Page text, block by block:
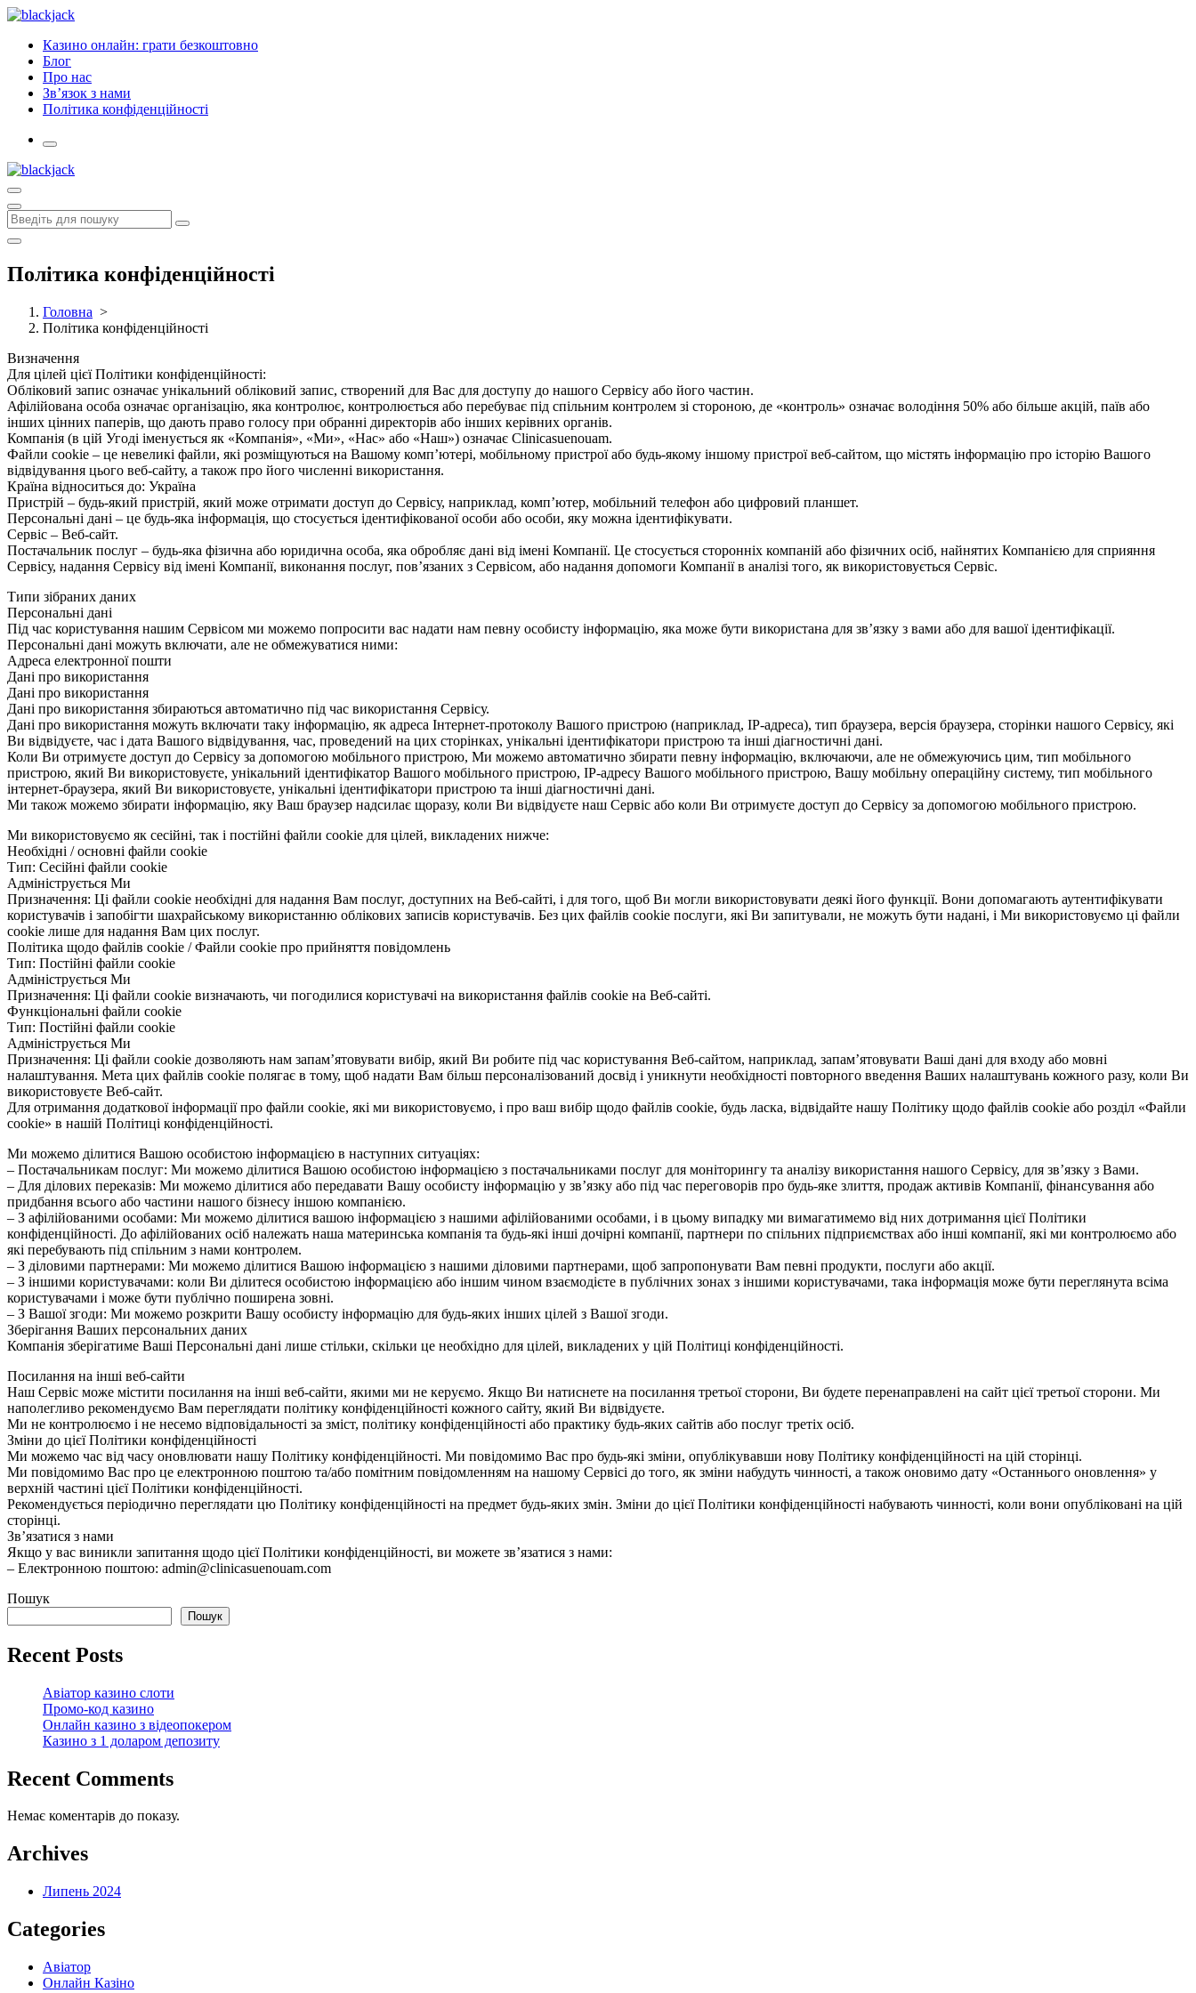
Перейти
контентуКазино онлайн: грати безкоштовно
Блог
Про нас
Зв’язок з нами
Політика конфіденційності
Політика конфіденційності
Головна >
Політика конфіденційності
Визначення
Для цілей цієї Політики конфіденційності:
Обліковий запис означає унікальний обліковий запис, створений для Вас для доступу до нашого Сервісу або його частин.
Афілійована особа означає організацію, яка контролює, контролюється або перебуває під спільним контролем зі стороною, де «контроль» означає володіння 50% або більше акцій, паїв або
інших цінних паперів, що дають право голосу при обранні директорів або інших керівних органів.
Компанія (в цій Угоді іменується як «Компанія», «Ми», «Нас» або «Наш») означає Clinicasuenouam.
Файли cookie – це невеликі файли, які розміщуються на Вашому комп’ютері, мобільному пристрої або будь-якому іншому пристрої веб-сайтом, що містять інформацію про історію Вашого
відвідування цього веб-сайту, а також про його численні використання.
Країна відноситься до: Україна
Пристрій – будь-який пристрій, який може отримати доступ до Сервісу, наприклад, комп’ютер, мобільний телефон або цифровий планшет.
Персональні дані – це будь-яка інформація, що стосується ідентифікованої особи або особи, яку можна ідентифікувати.
Сервіс – Веб-сайт.
Постачальник послуг – будь-яка фізична або юридична особа, яка обробляє дані від імені Компанії. Це стосується сторонніх компаній або фізичних осіб, найнятих Компанією для сприяння
Сервісу, надання Сервісу від імені Компанії, виконання послуг, пов’язаних з Сервісом, або надання допомоги Компанії в аналізі того, як використовується Сервіс.
Типи зібраних даних
Персональні дані
Під час користування нашим Сервісом ми можемо попросити вас надати нам певну особисту інформацію, яка може бути використана для зв’язку з вами або для вашої ідентифікації.
Персональні дані можуть включати, але не обмежуватися ними:
Адреса електронної пошти
Дані про використання
Дані про використання
Дані про використання збираються автоматично під час використання Сервісу.
Дані про використання можуть включати таку інформацію, як адреса Інтернет-протоколу Вашого пристрою (наприклад, IP-адреса), тип браузера, версія браузера, сторінки нашого Сервісу, які
Ви відвідуєте, час і дата Вашого відвідування, час, проведений на цих сторінках, унікальні ідентифікатори пристрою та інші діагностичні дані.
Коли Ви отримуєте доступ до Сервісу за допомогою мобільного пристрою, Ми можемо автоматично збирати певну інформацію, включаючи, але не обмежуючись цим, тип мобільного
пристрою, який Ви використовуєте, унікальний ідентифікатор Вашого мобільного пристрою, IP-адресу Вашого мобільного пристрою, Вашу мобільну операційну систему, тип мобільного
інтернет-браузера, який Ви використовуєте, унікальні ідентифікатори пристрою та інші діагностичні дані.
Ми також можемо збирати інформацію, яку Ваш браузер надсилає щоразу, коли Ви відвідуєте наш Сервіс або коли Ви отримуєте доступ до Сервісу за допомогою мобільного пристрою.
Ми використовуємо як сесійні, так і постійні файли cookie для цілей, викладених нижче:
Необхідні / основні файли cookie
Тип: Сесійні файли cookie
Адмініструється Ми
Призначення: Ці файли cookie необхідні для надання Вам послуг, доступних на Веб-сайті, і для того, щоб Ви могли використовувати деякі його функції. Вони допомагають аутентифікувати
користувачів і запобігти шахрайському використанню облікових записів користувачів. Без цих файлів cookie послуги, які Ви запитували, не можуть бути надані, і Ми використовуємо ці файли
cookie лише для надання Вам цих послуг.
Політика щодо файлів cookie / Файли cookie про прийняття повідомлень
Тип: Постійні файли cookie
Адмініструється Ми
Призначення: Ці файли cookie визначають, чи погодилися користувачі на використання файлів cookie на Веб-сайті.
Функціональні файли cookie
Тип: Постійні файли cookie
Адмініструється Ми
Призначення: Ці файли cookie дозволяють нам запам’ятовувати вибір, який Ви робите під час користування Веб-сайтом, наприклад, запам’ятовувати Ваші дані для входу або мовні
налаштування. Мета цих файлів cookie полягає в тому, щоб надати Вам більш персоналізований досвід і уникнути необхідності повторного введення Ваших налаштувань кожного разу, коли Ви
використовуєте Веб-сайт.
Для отримання додаткової інформації про файли cookie, які ми використовуємо, і про ваш вибір щодо файлів cookie, будь ласка, відвідайте нашу Політику щодо файлів cookie або розділ «Файли
cookie» в нашій Політиці конфіденційності.
Ми можемо ділитися Вашою особистою інформацією в наступних ситуаціях:
– Постачальникам послуг: Ми можемо ділитися Вашою особистою інформацією з постачальниками послуг для моніторингу та аналізу використання нашого Сервісу, для зв’язку з Вами.
– Для ділових переказів: Ми можемо ділитися або передавати Вашу особисту інформацію у зв’язку або під час переговорів про будь-яке злиття, продаж активів Компанії, фінансування або
придбання всього або частини нашого бізнесу іншою компанією.
– З афілійованими особами: Ми можемо ділитися вашою інформацією з нашими афілійованими особами, і в цьому випадку ми вимагатимемо від них дотримання цієї Політики
конфіденційності. До афілійованих осіб належать наша материнська компанія та будь-які інші дочірні компанії, партнери по спільних підприємствах або інші компанії, які ми контролюємо або
які перебувають під спільним з нами контролем.
– З діловими партнерами: Ми можемо ділитися Вашою інформацією з нашими діловими партнерами, щоб запропонувати Вам певні продукти, послуги або акції.
– З іншими користувачами: коли Ви ділитеся особистою інформацією або іншим чином взаємодієте в публічних зонах з іншими користувачами, така інформація може бути переглянута всіма
користувачами і може бути публічно поширена зовні.
– З Вашої згоди: Ми можемо розкрити Вашу особисту інформацію для будь-яких інших цілей з Вашої згоди.
Зберігання Ваших персональних даних
Компанія зберігатиме Ваші Персональні дані лише стільки, скільки це необхідно для цілей, викладених у цій Політиці конфіденційності.
Посилання на інші веб-сайти
Наш Сервіс може містити посилання на інші веб-сайти, якими ми не керуємо. Якщо Ви натиснете на посилання третьої сторони, Ви будете перенаправлені на сайт цієї третьої сторони. Ми
наполегливо рекомендуємо Вам переглядати політику конфіденційності кожного сайту, який Ви відвідуєте.
Ми не контролюємо і не несемо відповідальності за зміст, політику конфіденційності або практику будь-яких сайтів або послуг третіх осіб.
Зміни до цієї Політики конфіденційності
Ми можемо час від часу оновлювати нашу Політику конфіденційності. Ми повідомимо Вас про будь-які зміни, опублікувавши нову Політику конфіденційності на цій сторінці.
Ми повідомимо Вас про це електронною поштою та/або помітним повідомленням на нашому Сервісі до того, як зміни набудуть чинності, а також оновимо дату «Останнього оновлення» у
верхній частині цієї Політики конфіденційності.
Рекомендується періодично переглядати цю Політику конфіденційності на предмет будь-яких змін. Зміни до цієї Політики конфіденційності набувають чинності, коли вони опубліковані на цій
сторінці.
Зв’язатися з нами
Якщо у вас виникли запитання щодо цієї Політики конфіденційності, ви можете зв’язатися з нами:
– Електронною поштою: admin@clinicasuenouam.com
Пошук
Пошук
Recent Posts
Авіатор казино слоти
Промо-код казино
Онлайн казино з відеопокером
Казино з 1 доларом депозиту
Recent Comments
Немає коментарів до показу.
Archives
Липень 2024
Categories
Авіатор
Онлайн Казіно